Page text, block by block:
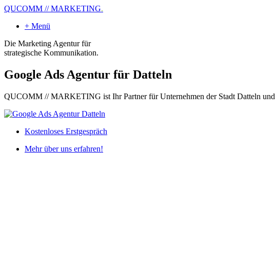
QUCOMM // MARKETING.
+ Menü
Die Marketing Agentur für
strategische Kommunikation.
Google Ads Agentur für Datteln
QUCOMM // MARKETING ist Ihr Partner für Unternehmen der Stadt Datteln
Kostenloses Erstgespräch
Mehr über uns erfahren!